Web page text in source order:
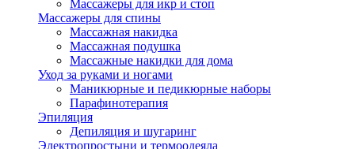
Массажеры для икр и стоп
Массажеры для спины
Массажная накидка
Массажная подушка
Массажные накидки для дома
Уход за руками и ногами
Маникюрные и педикюрные наборы
Парафинотерапия
Эпиляция
Депиляция и шугаринг
Электропростыни и термоодеяла